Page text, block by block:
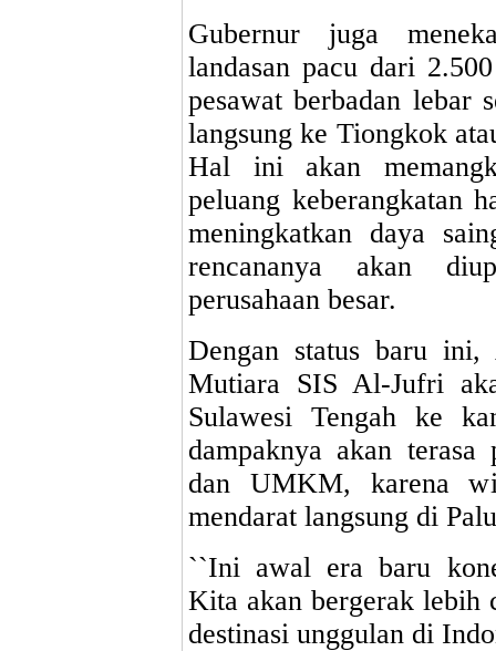
Gubernur juga
landasan pacu dari
pesawat berbadan lebar
langsung ke Tiongkok
Hal ini akan
peluang keberangkatan
meningkatkan daya
rencananya akan
perusahaan besar.
Dengan status baru
Mutiara SIS Al-Jufri
Sulawesi Tengah ke
dampaknya akan
dan UMKM, karena
mendarat langsung di
``Ini awal era baru
Kita akan bergerak lebih
destinasi unggulan di